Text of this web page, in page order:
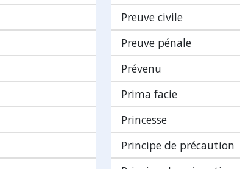
Preuve civile
Preuve pénale
Prévenu
Prima facie
Princesse
Principe de précaution